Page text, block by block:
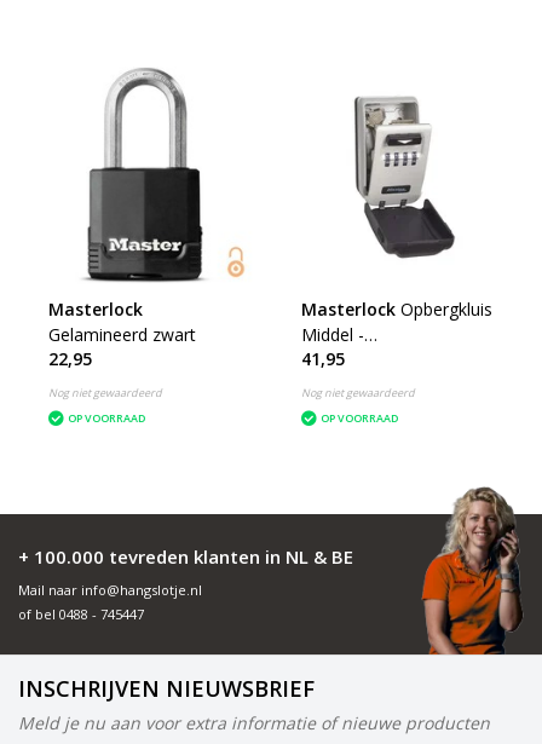
Masterlock
Gelamineerd zwart
22,95
Nog niet gewaardeerd
OP VOORRAAD
Masterlock Opbergkluis
Middel -
Cijfercombinatie
41,95
Nog niet gewaardeerd
OP VOORRAAD
+ 100.000 tevreden klanten in NL & BE
Mail naar info@hangslotje.nl
of bel 0488 - 745447
INSCHRIJVEN NIEUWSBRIEF
Meld je nu aan voor extra informatie of nieuwe producten